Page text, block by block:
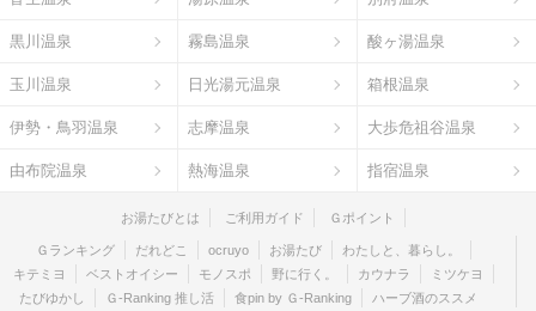
黒川温泉 霧島温泉 酸ヶ湯温泉
玉川温泉 日光湯元温泉 箱根温泉
伊勢・鳥羽温泉 志摩温泉 大歩危祖谷温泉
由布院温泉 熱海温泉 指宿温泉
お湯たびとは ご利用ガイド Ｇポイント
Ｇランキング だれどこ ocruyo お湯たび
わたしと、暮らし。
キテミヨ
ベストオイシー モノスポ 野に行く。 カウナラ
ミツケヨ
たびゆかし
Ｇ-Ranking 推し活 食pin by Ｇ-Ranking ハーブ酒のススメ